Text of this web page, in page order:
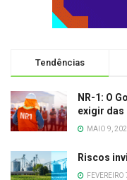
Tendências
NR-1: O
exigir das
MAIO 9,
Riscos